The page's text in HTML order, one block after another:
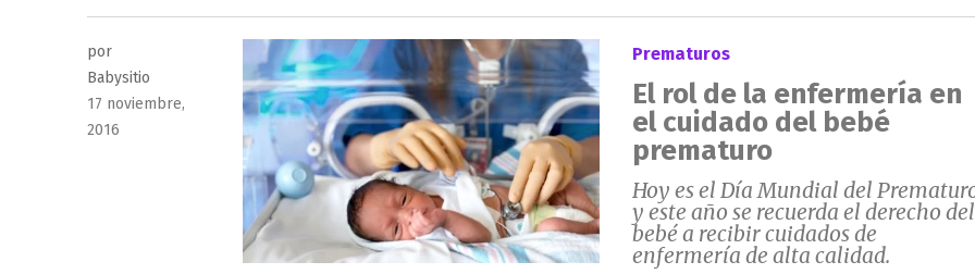
por
Babysitio
Publicado
el
17 noviembre,
2016
Prematuros
El rol de la enfermería en
el cuidado del bebé
prematuro
Hoy es el Día Mundial del
y este año se recuerda el derecho del
bebé a recibir cuidados de
enfermería de alta calidad.